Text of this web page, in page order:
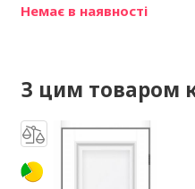
Немає в наявності
З цим товаром